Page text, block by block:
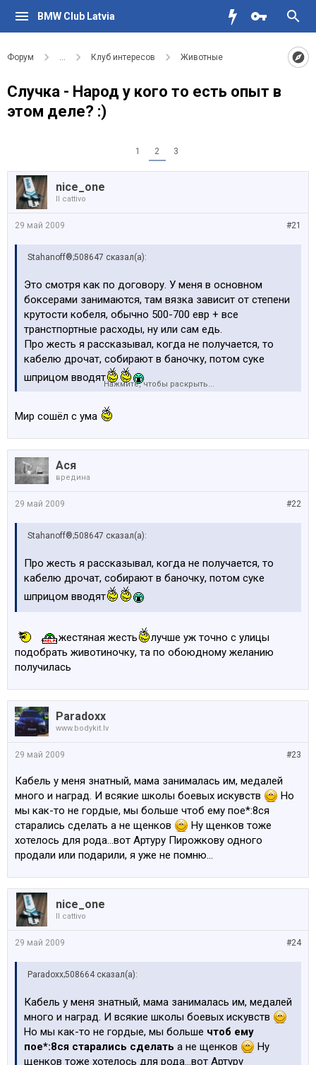
BMW Club Latvia
Форум ... Клуб интересов Животные
Случка - Народ у кого то есть опыт в
этом деле? :)
1 2 3
nice_one
Il cattivo
#21
29 май 2009
Stahanoff®;508647 сказал(а):
Это смотря как по договору. У меня в основном
боксерами занимаются, там вязка зависит от степени
крутости кобеля, обычно 500-700 евр + все
транстпортные расходы, ну или сам едь.
Про жесть я рассказывал, когда не получается, то
кабелю дрочат, собирают в баночку, потом суке
шприцом вводят
Нажмите, чтобы раскрыть...
Мир сошёл с ума
Ася
вредина
#22
29 май 2009
Stahanoff®;508647 сказал(а):
Про жесть я рассказывал, когда не получается, то
кабелю дрочат, собирают в баночку, потом суке
шприцом вводят
жестяная жесть
лучше уж точно с улицы
подобрать животиночку, та по обоюдному желанию
получилась
Paradoxx
www.bodykit.lv
#23
29 май 2009
Кабель у меня знатный, мама занималась им, медалей
много и наград. И всякие школы боевых искувств
Но
мы как-то не гордые, мы больше чтоб ему пое*:8ся
старались сделать а не щенков
Ну щенков тоже
хотелось для рода...вот Артуру Пирожкову одного
продали или подарили, я уже не помню...
nice_one
Il cattivo
#24
29 май 2009
Paradoxx;508664 сказал(а):
Кабель у меня знатный, мама занималась им, медалей
много и наград. И всякие школы боевых искувств
Но мы как-то не гордые, мы больше чтоб ему
пое*:8ся старались сделать а не щенков
Ну
щенков тоже хотелось для рода...вот Артуру